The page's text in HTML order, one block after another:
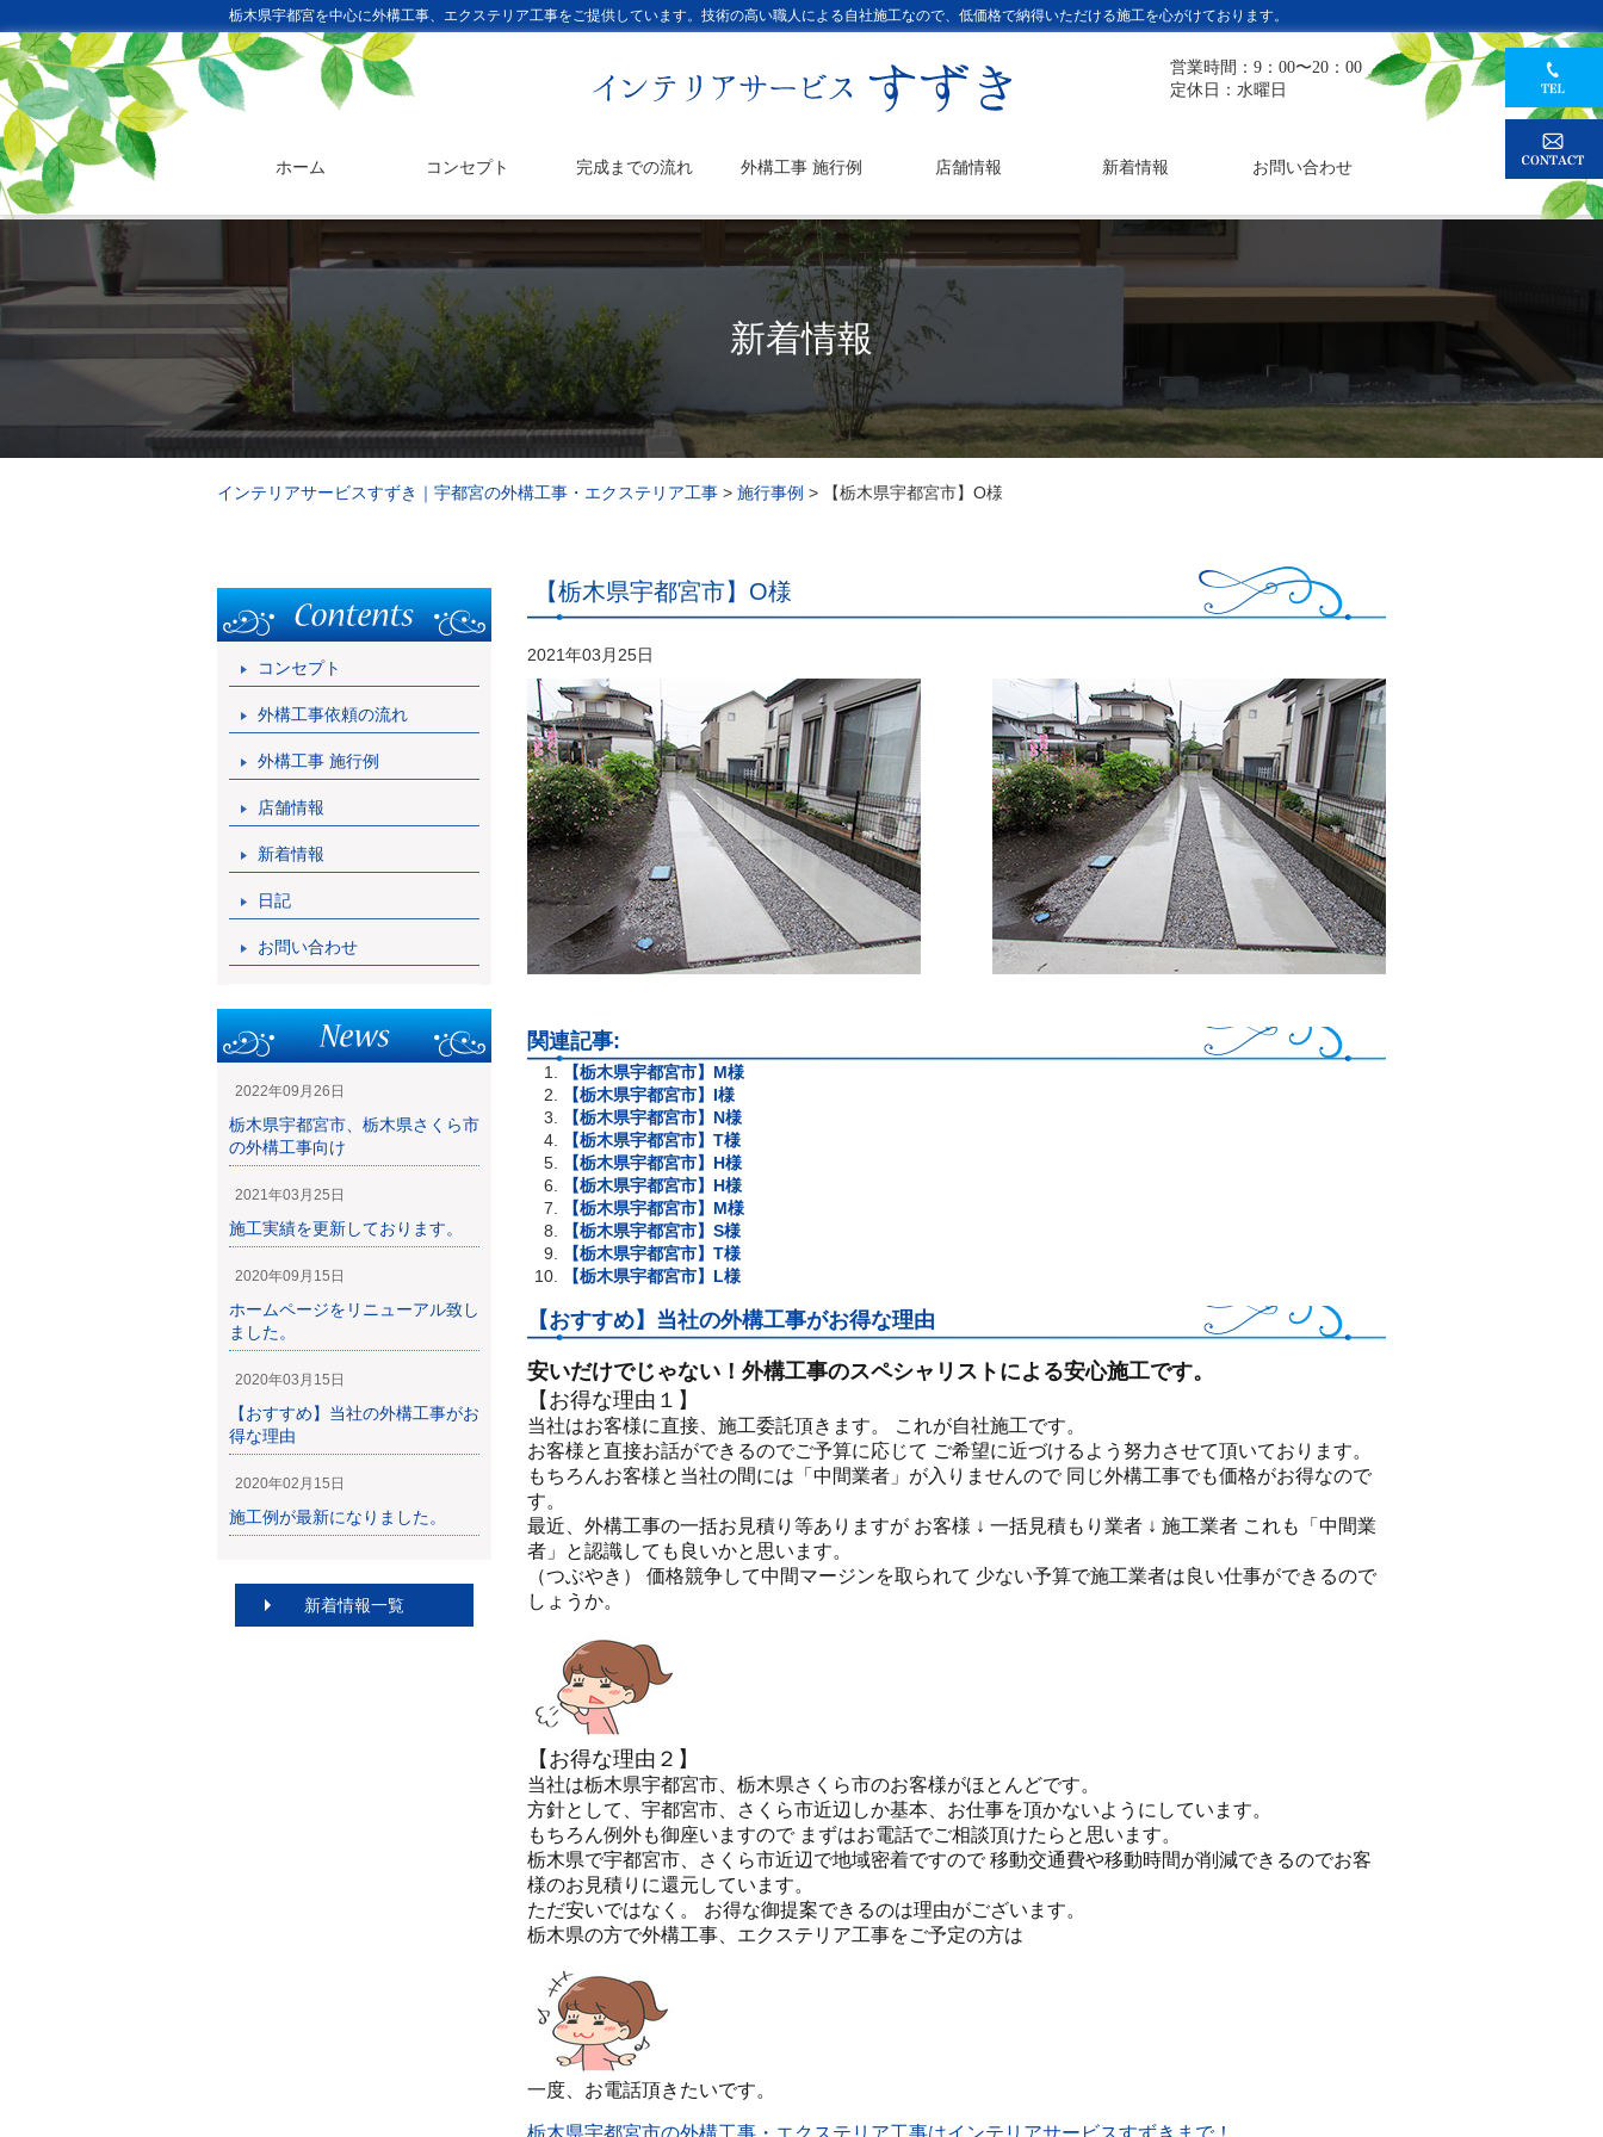
栃木県宇都宮を中心に外構工事、エクステリア工事をご提供しています。技術の高い職人による自社施工なので、低価格で納得いただける施工を心がけております。
営業時間：9：00〜20：00
定休日：水曜日
ホーム コンセプト 完成までの流れ 外構工事 施行例 店舗情報 新着情報 お問い合わせ
新着情報
インテリアサービスすずき｜宇都宮の外構工事・エクステリア工事 > 施行事例 > 【栃木県宇都宮市】O様
【栃木県宇都宮市】O様
2021年03月25日
関連記事:
【栃木県宇都宮市】M様
【栃木県宇都宮市】I様
【栃木県宇都宮市】N様
【栃木県宇都宮市】T様
【栃木県宇都宮市】H様
【栃木県宇都宮市】H様
【栃木県宇都宮市】M様
【栃木県宇都宮市】S様
【栃木県宇都宮市】T様
【栃木県宇都宮市】L様
【おすすめ】当社の外構工事がお得な理由
安いだけでじゃない！外構工事のスペシャリストによる安心施工です。
【お得な理由１】
当社はお客様に直接、施工委託頂きます。 これが自社施工です。
お客様と直接お話ができるのでご予算に応じて ご希望に近づけるよう努力させて頂いております。
もちろんお客様と当社の間には「中間業者」が入りませんので 同じ外構工事でも価格がお得なので
す。
最近、外構工事の一括お見積り等ありますが お客様 ↓ 一括見積もり業者 ↓ 施工業者 これも「中間業
者」と認識しても良いかと思います。
（つぶやき） 価格競争して中間マージンを取られて 少ない予算で施工業者は良い仕事ができるので
しょうか。
【お得な理由２】
当社は栃木県宇都宮市、栃木県さくら市のお客様がほとんどです。
方針として、宇都宮市、さくら市近辺しか基本、お仕事を頂かないようにしています。
もちろん例外も御座いますので まずはお電話でご相談頂けたらと思います。
栃木県で宇都宮市、さくら市近辺で地域密着ですので 移動交通費や移動時間が削減できるのでお客
様のお見積りに還元しています。
ただ安いではなく。 お得な御提案できるのは理由がございます。
栃木県の方で外構工事、エクステリア工事をご予定の方は
一度、お電話頂きたいです。
コンセプト
外構工事依頼の流れ
外構工事 施行例
店舗情報
新着情報
日記
お問い合わせ
2022年09月26日
栃木県宇都宮市、栃木県さくら市
の外構工事向け
2021年03月25日
施工実績を更新しております。
2020年09月15日
ホームページをリニューアル致し
ました。
2020年03月15日
【おすすめ】当社の外構工事がお
得な理由
2020年02月15日
施工例が最新になりました。
新着情報一覧